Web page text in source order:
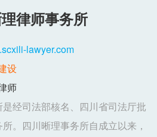
律师事务所
lawyer.com
设
师
经司法部核名、四川省司法厅批
。四川晰理事务所自成立以来，